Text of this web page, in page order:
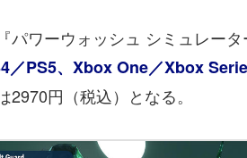
パワーウォッシュ シミュレー
／PS5、Xbox One／Xbox
2970円（税込）となる。